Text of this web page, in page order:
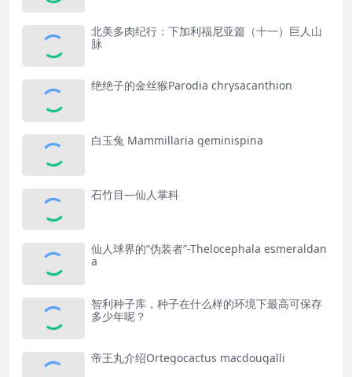
北美多肉纪行：下加利福尼亚篇（十一）巨人山
脉
绝绝子的金丝猴Parodia chrysacanthion
白玉兔 Mammillaria geminispina
石竹目—仙人掌科
仙人球界的“伪装者”-Thelocephala esmeraldan
a
智利种子库，种子在什么样的环境下最高可保存
多少年呢？
帝王丸介绍Ortegocactus macdougalli